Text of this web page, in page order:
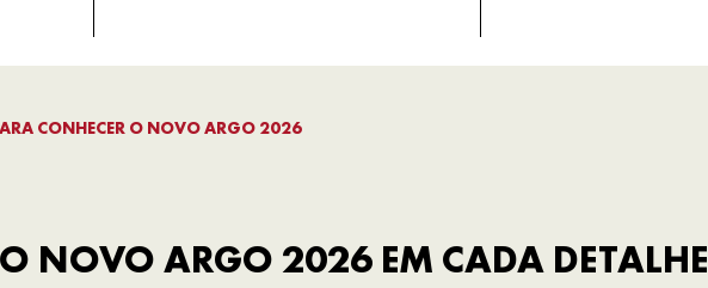
CONHECER O NOVO ARGO 2026
NOVO ARGO 2026 EM CADA DETALHE